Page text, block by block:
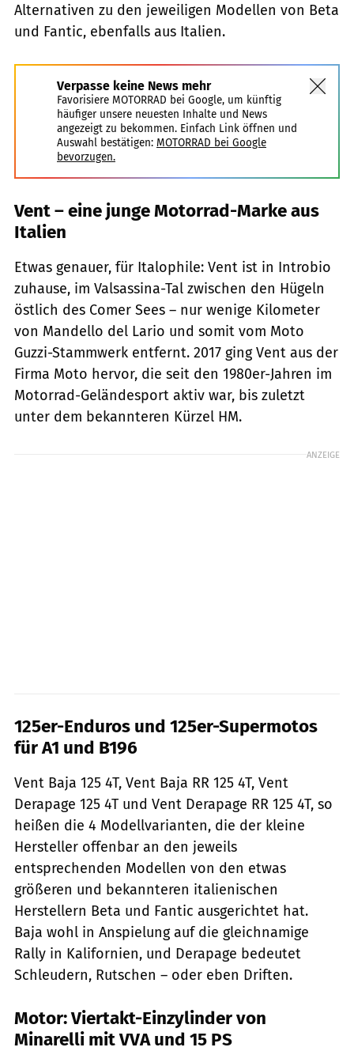
Alternativen zu den jeweiligen Modellen von Beta
und Fantic, ebenfalls aus Italien.
Verpasse keine News mehr
Favorisiere MOTORRAD bei Google, um künftig
häufiger unsere neuesten Inhalte und News
angezeigt zu bekommen. Einfach Link öffnen und
Auswahl bestätigen: MOTORRAD bei Google
bevorzugen.
Vent – eine junge Motorrad-Marke aus
Italien
Etwas genauer, für Italophile: Vent ist in Introbio
zuhause, im Valsassina-Tal zwischen den Hügeln
östlich des Comer Sees – nur wenige Kilometer
von Mandello del Lario und somit vom Moto
Guzzi-Stammwerk entfernt. 2017 ging Vent aus der
Firma Moto hervor, die seit den 1980er-Jahren im
Motorrad-Geländesport aktiv war, bis zuletzt
unter dem bekannteren Kürzel HM.
ANZEIGE
125er-Enduros und 125er-Supermotos
für A1 und B196
Vent Baja 125 4T, Vent Baja RR 125 4T, Vent
Derapage 125 4T und Vent Derapage RR 125 4T, so
heißen die 4 Modellvarianten, die der kleine
Hersteller offenbar an den jeweils
entsprechenden Modellen von den etwas
größeren und bekannteren italienischen
Herstellern Beta und Fantic ausgerichtet hat.
Baja wohl in Anspielung auf die gleichnamige
Rally in Kalifornien, und Derapage bedeutet
Schleudern, Rutschen – oder eben Driften.
Motor: Viertakt-Einzylinder von
Minarelli mit VVA und 15 PS